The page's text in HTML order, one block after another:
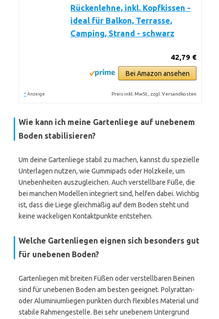
Rückenlehne, inkl. Kopfkissen -
ideal für Balkon, Terrasse,
Camping, Strand - schwarz
42,79 €
Bei Amazon ansehen
* Anzeige Preis inkl. MwSt., zzgl. Versandkosten
Wie kann ich meine Gartenliege auf unebenem
Boden stabilisieren?
Um deine Gartenliege stabil zu machen, kannst du spezielle
Unterlagen nutzen, wie Gummipads oder Holzkeile, um
Unebenheiten auszugleichen. Auch verstellbare Füße, die
bei manchen Modellen integriert sind, helfen dabei. Wichtig
ist, dass die Liege gleichmäßig auf dem Boden steht und
keine wackeligen Kontaktpunkte entstehen.
Welche Gartenliegen eignen sich besonders gut
für unebenen Boden?
Gartenliegen mit breiten Füßen oder verstellbaren Beinen
sind für unebenen Boden am besten geeignet. Polyrattan-
oder Aluminiumliegen punkten durch flexibles Material und
stabile Rahmengestelle. Bei sehr unebenem Untergrund